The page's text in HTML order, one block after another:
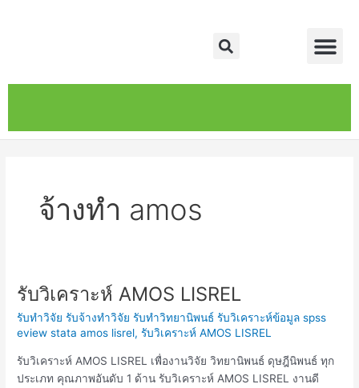
Search
จ้างทำ amos
รับวิเคราะห์ AMOS LISREL
รับทำวิจัย รับจ้างทำวิจัย รับทำวิทยานิพนธ์ รับวิเคราะห์ข้อมูล spss
eview stata amos lisrel,รับวิเคราะห์ AMOS LISREL
รับวิเคราะห์ AMOS LISREL เพื่องานวิจัย วิทยานิพนธ์ ดุษฎีนิพนธ์ ทุก
ประเภท คุณภาพอันดับ 1 ด้าน รับวิเคราะห์ AMOS LISREL งานดี
รับ
AMOS